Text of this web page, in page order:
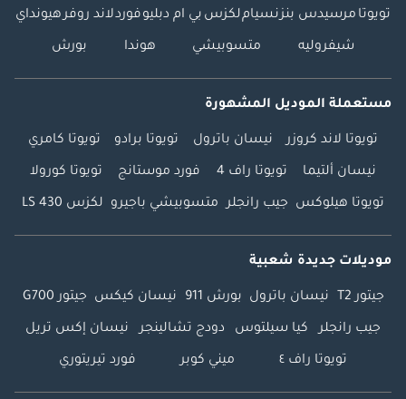
تويوتا مرسيدس بنزنسياملكزس بي ام دبليوفوردلاند روفرهيونداي
شيفروليه متسوبيشي هوندا بورش
مستعملة الموديل المشهورة
تويوتا لاند كروزر نيسان باترول تويوتا برادو تويوتا كامري
نيسان ألتيما تويوتا راف 4 فورد موستانج تويوتا كورولا
تويوتا هيلوكس جيب رانجلر متسوبيشي باجيرو لكزس LS 430
موديلات جديدة شعبية
جيتور T2 نيسان باترول بورش 911 نيسان كيكس جيتور G700
جيب رانجلر كيا سيلتوس دودج تشالينجر نيسان إكس تريل
تويوتا راف ٤ ميني كوبر فورد تيريتوري